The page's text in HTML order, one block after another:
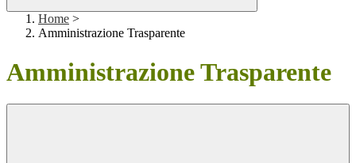
Home >
Amministrazione Trasparente
Amministrazione Trasparente